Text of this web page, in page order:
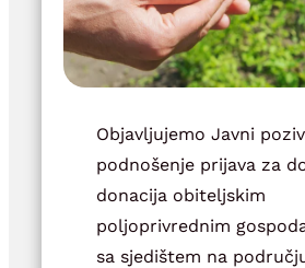
Objavljujemo Javni
podnošenje prijava za
donacija obiteljskim
poljoprivrednim
sa sjedištem na